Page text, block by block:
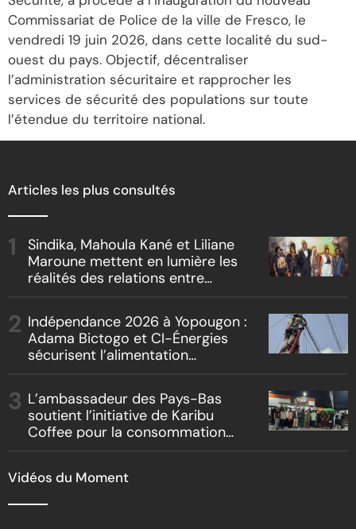
Commissariat de Police de la ville de Fresco, le
vendredi 19 juin 2026, dans cette localité du sud-
ouest du pays. Objectif, décentraliser
l’administration sécuritaire et rapprocher les
services de sécurité des populations sur toute
l’étendue du territoire national.
Articles les plus consultés
Sindika, Mahoula Kané et Liliane
Maroune mettent en lumière les
réalités des relations entre
« Boss vs Boss »
Indépendance 2026 à Yopougon :
Adama Bictogo et CI-Énergies
sécurisent l’alimentation
L’ambassadeur des Pays-Bas
soutient l’initiative de Karibu
Coffee pour la consommation
Vidéos du Moment